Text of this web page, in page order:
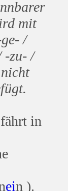
mit
/
zu- /
in
ein ).